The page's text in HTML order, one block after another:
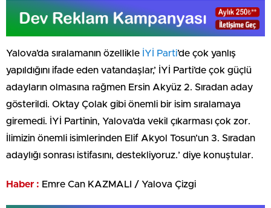
Yalova’da sıralamanın özellikle İYİ Parti’de çok yanlış
yapıldığını ifade eden vatandaşlar,’ İYİ Parti’de çok güçlü
adayların olmasına rağmen Ersin Akyüz 2. Sıradan aday
gösterildi. Oktay Çolak gibi önemli bir isim sıralamaya
giremedi. İYİ Partinin, Yalova’da vekil çıkarması çok zor.
İlimizin önemli isimlerinden Elif Akyol Tosun’un 3. Sıradan
adaylığı sonrası istifasını, destekliyoruz.’ diye konuştular.
Haber : Emre Can KAZMALI / Yalova Çizgi